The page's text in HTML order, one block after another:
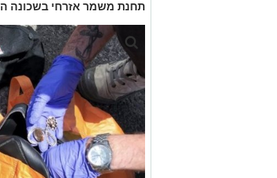
תחנת משמר אזרחי בשכונה